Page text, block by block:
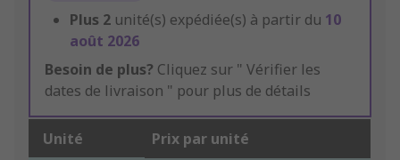
Plus 2 unité(s) expédiée(s) à partir du 10
août 2026
Besoin de plus? Cliquez sur " Vérifier les
dates de livraison " pour plus de détails
Unité Prix par unité